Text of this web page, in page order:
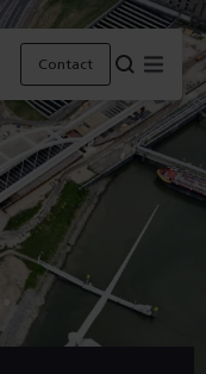
Contact Menu